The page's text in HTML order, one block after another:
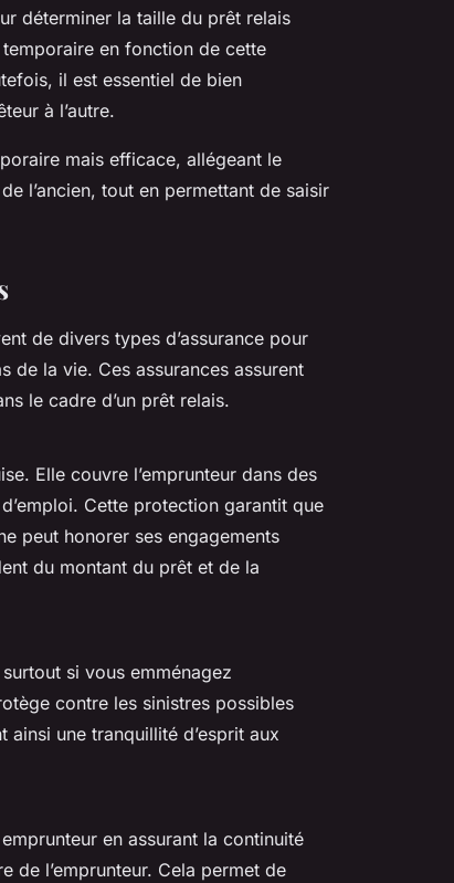
déterminer la taille du prêt relais
en fonction de cette
il est essentiel de bien
à l’autre.
mais efficace, allégeant le
l’ancien, tout en permettant de saisir
de divers types d’assurance pour
de la vie. Ces assurances assurent
le cadre d’un prêt relais.
Elle couvre l’emprunteur dans des
Cette protection garantit que
peut honorer ses engagements
du montant du prêt et de la
si vous emménagez
contre les sinistres possibles
une tranquillité d’esprit aux
en assurant la continuité
de l’emprunteur. Cela permet de